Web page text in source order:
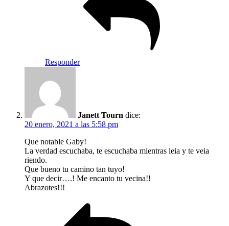
Responder
Janett Tourn dice:
20 enero, 2021 a las 5:58 pm
Que notable Gaby!
La verdad escuchaba, te escuchaba mientras leia y te veia
riendo.
Que bueno tu camino tan tuyo!
Y que decir….! Me encanto tu vecina!!
Abrazotes!!!